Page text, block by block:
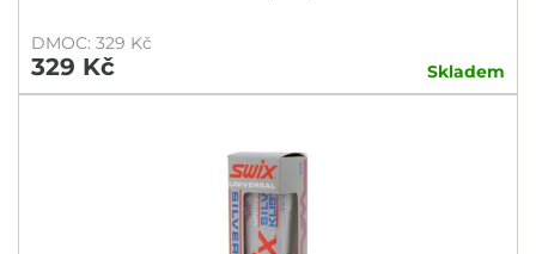
DMOC: 329 Kč
329 Kč Skladem